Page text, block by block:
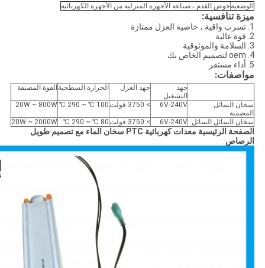
الوضعيةحوض القدم ، صناعة الأجهزة المنزلية من الأجهزة الكهربائية
ميزة تنافسية:
1. تسرب واقية ، خاصية العزل ممتازة
2. قوة عالية
3. السلامة والموثوقية
4. oem لتصميم الخاص بك
5. أداء مستقر
مواصفات:
جهد
التشغيل
جهد العزل الحرارة السطحية القوة المصنفة
سخان السائل
المضمنة
6V-240V > 3750 فولت 100 ℃ ~ 290 ℃
20W ~ 800W
سخان السائل السائل 6V-240V > 3750 فولت 80 ℃ ~ 290 ℃
20W ~ 2000W
الصفحة الرئيسية معدات كهربائية PTC سخان الماء مع تصميم طويل
الرصاص